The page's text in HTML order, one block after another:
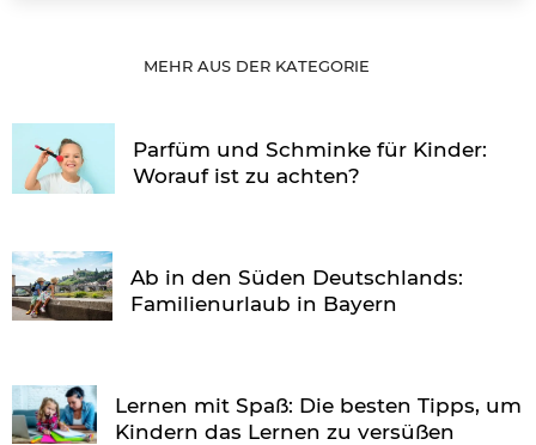
MEHR AUS DER KATEGORIE
Parfüm und Schminke für Kinder:
Worauf ist zu achten?
Ab in den Süden Deutschlands:
Familienurlaub in Bayern
Lernen mit Spaß: Die besten Tipps, um
Kindern das Lernen zu versüßen